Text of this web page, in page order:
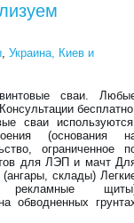
,Украина, Киев и
сваи.
сваи
(основания
ограниченное
для ЛЭП и мачт
склады)
рекламные
обводненных